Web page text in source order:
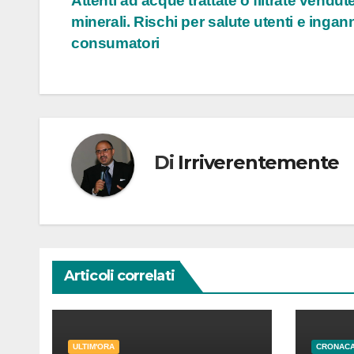
articoli
minerali. Rischi per salute utenti e
consumatori
Di Irriverentemente
Articoli correlati
ULTIM'ORA